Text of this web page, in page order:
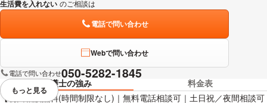
生活費を入れない のご相談は
電話で問い合わせ
Webで問い合わせ
電話で問い合わせ050-5282-1845
弁護士の強み
料金表
【初回相談無料(時間制限なし)｜無料電話相談可｜土日祝／夜間相談可
視覚的に省略されている要素を
もっと見る